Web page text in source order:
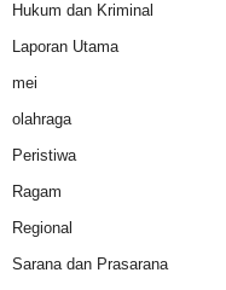
Hukum dan Kriminal
Laporan Utama
mei
olahraga
Peristiwa
Ragam
Regional
Sarana dan Prasarana